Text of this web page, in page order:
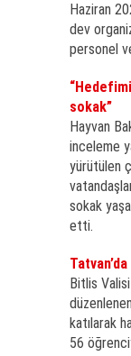
Haziran
dev
personel
sokak”
Hayvan
inceleme
yürütülen
sokak
etti.
Bitlis
katılarak
56